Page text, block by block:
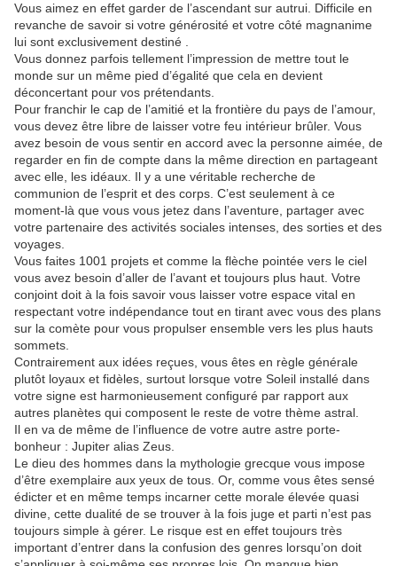
Vous aimez en effet garder de l’ascendant sur autrui. Difficile en
revanche de savoir si votre générosité et votre côté magnanime
lui sont exclusivement destiné .
Vous donnez parfois tellement l’impression de mettre tout le
monde sur un même pied d’égalité que cela en devient
déconcertant pour vos prétendants.
Pour franchir le cap de l’amitié et la frontière du pays de l’amour,
vous devez être libre de laisser votre feu intérieur brûler. Vous
avez besoin de vous sentir en accord avec la personne aimée, de
regarder en fin de compte dans la même direction en partageant
avec elle, les idéaux. Il y a une véritable recherche de
communion de l’esprit et des corps. C’est seulement à ce
moment-là que vous vous jetez dans l’aventure, partager avec
votre partenaire des activités sociales intenses, des sorties et des
voyages.
Vous faites 1001 projets et comme la flèche pointée vers le ciel
vous avez besoin d’aller de l’avant et toujours plus haut. Votre
conjoint doit à la fois savoir vous laisser votre espace vital en
respectant votre indépendance tout en tirant avec vous des plans
sur la comète pour vous propulser ensemble vers les plus hauts
sommets.
Contrairement aux idées reçues, vous êtes en règle générale
plutôt loyaux et fidèles, surtout lorsque votre Soleil installé dans
votre signe est harmonieusement configuré par rapport aux
autres planètes qui composent le reste de votre thème astral.
Il en va de même de l’influence de votre autre astre porte-
bonheur : Jupiter alias Zeus.
Le dieu des hommes dans la mythologie grecque vous impose
d’être exemplaire aux yeux de tous. Or, comme vous êtes sensé
édicter et en même temps incarner cette morale élevée quasi
divine, cette dualité de se trouver à la fois juge et parti n’est pas
toujours simple à gérer. Le risque est en effet toujours très
important d’entrer dans la confusion des genres lorsqu’on doit